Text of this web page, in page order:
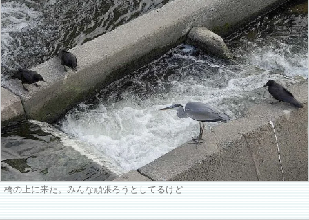
橋の上に来た。みんな頑張ろうとしてるけど